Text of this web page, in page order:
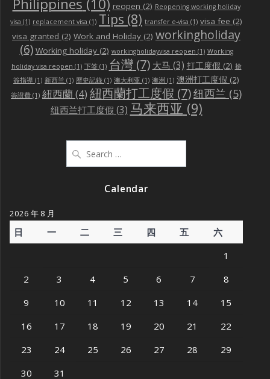
Philippines (10) reopen (2) Reopening working holiday
visa (1) replacement visa (1) Tips (8) transfer e-visa (1) visa fee (2)
visa granted (2) Work and Holiday (2) workingholiday
(6) Working holiday(2) workingholidayvisa reopen (1) Working
holiday visa reopen (1) 下签(1) 台灣(7) 大马 (3) 打工度假 (2) 搶
簽指導 (1) 新西兰 (1) 歷史記錄 (1) 澳大利亚 (1) 澳洲 (1) 澳洲打工度假 (2)
簽證費 (1) 紐西蘭 (4) 紐西蘭打工度假 (7)纽西兰 (5)
纽西兰打工度假 (3) 马来西亚 (9)
for:
Calendar
2026 年 8 月
日 一 二 三 四 五
六
1
2
3 4 5 6 7
8
9
10 11 12 13 14
15
16
17 18 19 20 21
22
23
24 25 26 27 28
29
30
31